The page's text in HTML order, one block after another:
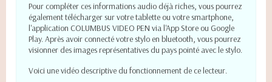
Pour compléter ces informations audio déjà riches, vous pourrez
également télécharger sur votre tablette ou votre smartphone,
l'application COLUMBUS VIDEO PEN via l'App Store ou Google
Play. Après avoir connecté votre stylo en bluetooth, vous pourrez
visionner des images représentatives du pays pointé avec le stylo.
Voici une vidéo descriptive du fonctionnement de ce lecteur.